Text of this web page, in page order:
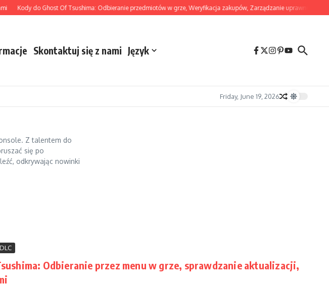
Kody do Ghost Of Tsushima: Odbieranie przedmiotów w grze, Weryfikacja zakupów, Zarządzanie uprawnieniami
Skontaktuj się z nami Język
Friday, June 19, 2026
Z talentem do
się po
odkrywając nowinki
Odbieranie przez menu w grze, sprawdzanie aktualizacji,